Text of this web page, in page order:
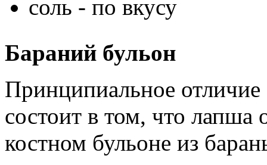
соль - по вкусу
Бараний бульон
Принципиальное отличие
состоит в том, что лапша
костном бульоне из